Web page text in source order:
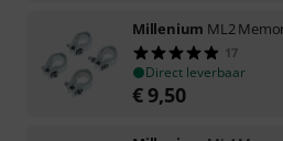
Millenium ML2
17
Direct leverbaar
€9,50